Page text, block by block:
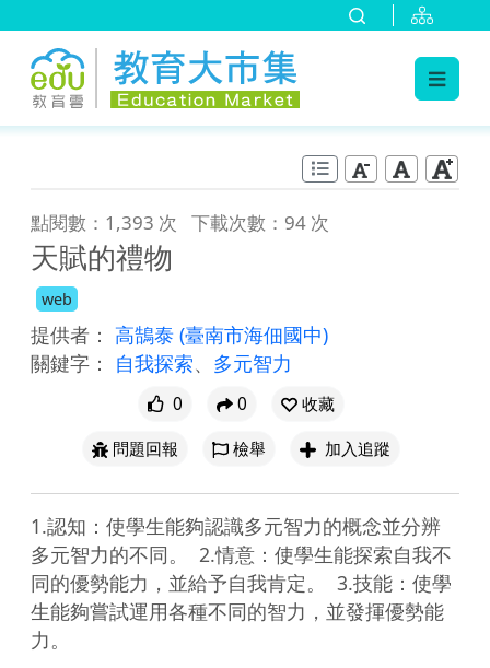
點閱數：1,393 次 下載次數：94 次
天賦的禮物
web
提供者： 高鵠泰 (臺南市海佃國中)
關鍵字：
自我探索、 多元智力
0 0
收藏
問題回報
檢舉 加入追蹤
1.認知：使學生能夠認識多元智力的概念並分辨
多元智力的不同。  2.情意：使學生能探索自我不
同的優勢能力，並給予自我肯定。  3.技能：使學
生能夠嘗試運用各種不同的智力，並發揮優勢能
力。